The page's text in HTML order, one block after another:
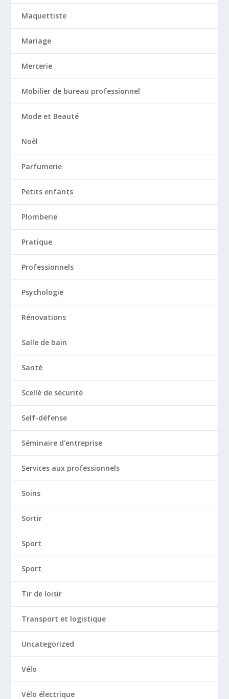
Maquettiste
Mariage
Mercerie
Mobilier de bureau professionnel
Mode et Beauté
Noël
Parfumerie
Petits enfants
Plomberie
Pratique
Professionnels
Psychologie
Rénovations
Salle de bain
Santé
Scellé de sécurité
Self-défense
Séminaire d'entreprise
Services aux professionnels
Soins
Sortir
Sport
Sport
Tir de loisir
Transport et logistique
Uncategorized
Vélo
Vélo électrique